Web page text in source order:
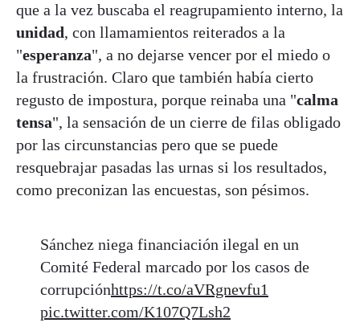
que a la vez buscaba el reagrupamiento interno, la
unidad, con llamamientos reiterados a la
"esperanza", a no dejarse vencer por el miedo o
la frustración. Claro que también había cierto
regusto de impostura, porque reinaba una "calma
tensa", la sensación de un cierre de filas obligado
por las circunstancias pero que se puede
resquebrajar pasadas las urnas si los resultados,
como preconizan las encuestas, son pésimos.
Sánchez niega financiación ilegal en un
Comité Federal marcado por los casos de
corrupciónhttps://t.co/aVRgnevfu1
pic.twitter.com/K107Q7Lsh2